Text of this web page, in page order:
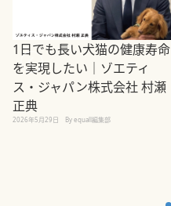
1日でも長い犬猫の健康寿命
を実現したい｜ゾエティ
ス・ジャパン株式会社 村瀬
正典
2026年5月29日 By equall編集部